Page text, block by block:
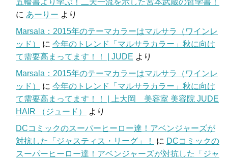
に あーりー より
Marsala：2015年のテーマカラーはマルサラ（ワインレ
ッド）
に 今年のトレンド「マルサラカラー」秋に向け
て需要高まってます！！ | JUDE より
Marsala：2015年のテーマカラーはマルサラ（ワインレ
ッド）
に 今年のトレンド「マルサラカラー」秋に向け
て需要高まってます！！ | 上大岡 美容室 美容院 JUDE
HAIR （ジュード）
より
DCコミックのスーパーヒーロー達！アベンジャーズが
対抗した「ジャスティス・リーグ」！
に DCコミックの
スーパーヒーロー達！アベンジャーズが対抗した「ジャ